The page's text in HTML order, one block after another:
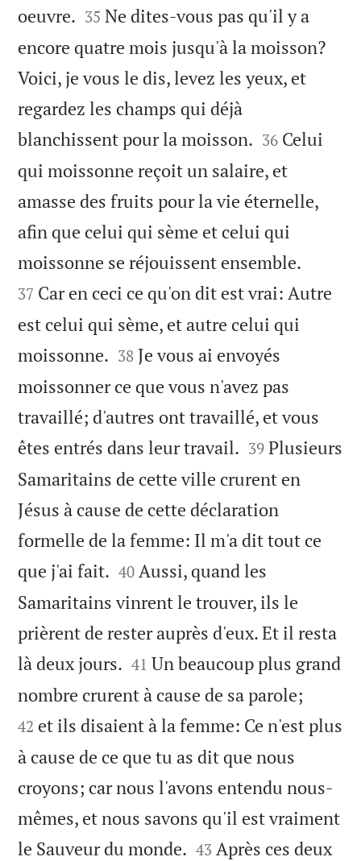
oeuvre. 

35 Ne dites-vous pas qu'il y a
encore quatre mois jusqu'à la moisson?
Voici, je vous le dis, levez les yeux, et
regardez les champs qui déjà
blanchissent pour la moisson. 

36 Celui
qui moissonne reçoit un salaire, et
amasse des fruits pour la vie éternelle,
afin que celui qui sème et celui qui
moissonne se réjouissent ensemble.
37 Car en ceci ce qu'on dit est vrai: Autre
est celui qui sème, et autre celui qui
moissonne. 

38 Je vous ai envoyés
moissonner ce que vous n'avez pas
travaillé; d'autres ont travaillé, et vous
êtes entrés dans leur travail. 

39 Plusieurs
Samaritains de cette ville crurent en
Jésus à cause de cette déclaration
formelle de la femme: Il m'a dit tout ce
que j'ai fait. 

40 Aussi, quand les
Samaritains vinrent le trouver, ils le
prièrent de rester auprès d'eux. Et il resta
là deux jours. 

41 Un beaucoup plus grand
nombre crurent à cause de sa parole;
42 et ils disaient à la femme: Ce n'est plus
à cause de ce que tu as dit que nous
croyons; car nous l'avons entendu nous-
mêmes, et nous savons qu'il est vraiment
le Sauveur du monde. 

43 Après ces deux